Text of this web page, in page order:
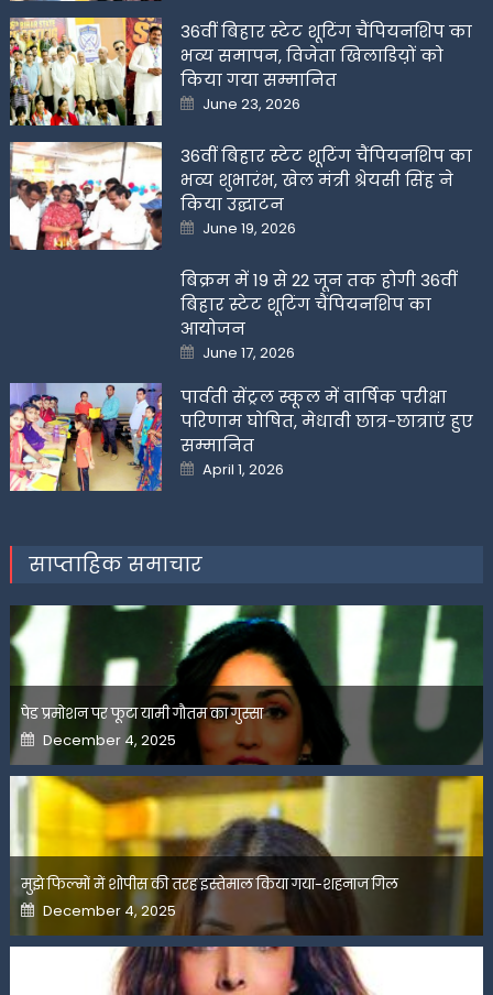
36वीं बिहार स्टेट शूटिंग चैंपियनशिप का
भव्य समापन, विजेता खिलाडिय़ों को
किया गया सम्मानित
Posted
on
June 23, 2026
36वीं बिहार स्टेट शूटिंग चैंपियनशिप का
भव्य शुभारंभ, खेल मंत्री श्रेयसी सिंह ने
किया उद्घाटन
Posted
on
June 19, 2026
बिक्रम में 19 से 22 जून तक होगी 36वीं
बिहार स्टेट शूटिंग चैंपियनशिप का
आयोजन
Posted
on
June 17, 2026
पार्वती सेंट्रल स्कूल में वार्षिक परीक्षा
परिणाम घोषित, मेधावी छात्र-छात्राएं हुए
सम्मानित
Posted
on
April 1, 2026
साप्ताहिक समाचार
पेड प्रमोशन पर फूटा यामी गौतम का गुस्सा
Posted
on
December 4, 2025
मुझे फिल्मों में शोपीस की तरह इस्तेमाल किया गया-शहनाज गिल
Posted
on
December 4, 2025